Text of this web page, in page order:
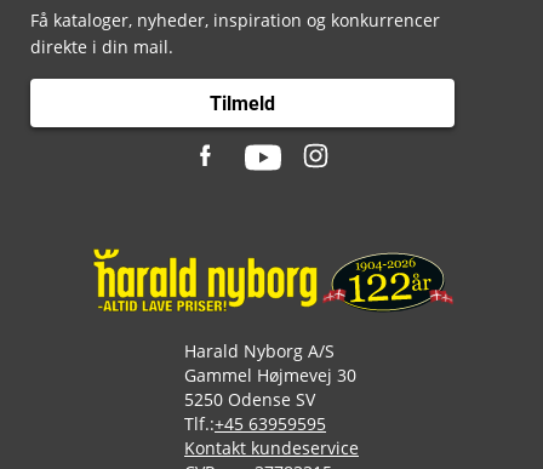
Få kataloger, nyheder, inspiration og konkurrencer
direkte i din mail.
Tilmeld
Harald Nyborg A/S
Gammel Højmevej 30
5250 Odense SV
Tlf.:+45 63959595
Kontakt kundeservice